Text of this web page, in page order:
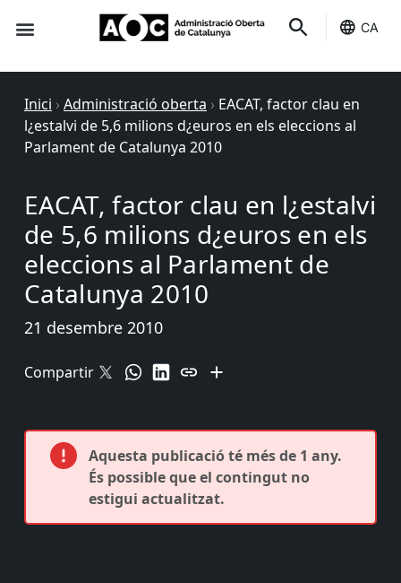
CA
Inici › Administració oberta › EACAT, factor clau en
l¿estalvi de 5,6 milions d¿euros en els eleccions al
Parlament de Catalunya 2010
EACAT, factor clau en l¿estalvi
de 5,6 milions d¿euros en els
eleccions al Parlament de
Catalunya 2010
21 desembre 2010
Compartir
Aquesta publicació té més de 1 any.
És possible que el contingut no
estigui actualitzat.